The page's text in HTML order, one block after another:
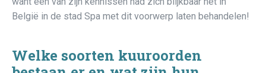
België in de stad Spa met dit voorwerp laten behandelen!
Welke soorten kuuroorden